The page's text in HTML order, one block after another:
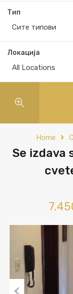
Тип
Сите типови
Локација
All Locations
Home
Se izdava